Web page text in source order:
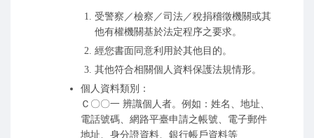
受警察／檢察／司法／稅捐稽徵機關或其
他有權機關基於法定程序之要求。
經您書面同意利用於其他目的。
其他符合相關個人資料保護法規情形。
個人資料類別：
Ｃ〇〇一 辨識個人者。例如：姓名、地址、
電話號碼、網路平臺申請之帳號、電子郵件
地址、身分證資料、銀行帳戶資料等